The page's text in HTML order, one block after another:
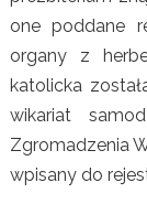
one poddane
organy z
katolicka
wikariat
Zgromadzenia
wpisany do